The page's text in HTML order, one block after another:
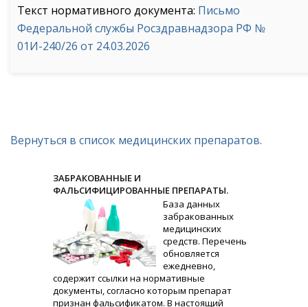
Текст нормативного документа: Письмо
Федеральной службы Росздравнадзора РФ №
01И-240/26 от 24.03.2026
Вернуться в список медицинских препаратов.
ЗАБРАКОВАННЫЕ И
ФАЛЬСИФИЦИРОВАННЫЕ ПРЕПАРАТЫ.
База данных
забракованных
медицинских
средств. Перечень
обновляется
ежедневно,
содержит ссылки на нормативные
документы, согласно которым препарат
признан фальсификатом. В настоящий